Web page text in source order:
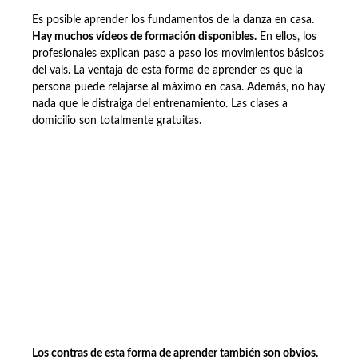
Es posible aprender los fundamentos de la danza en casa.
Hay muchos vídeos de formación disponibles.En ellos, los
profesionales explican paso a paso los movimientos básicos
del vals. La ventaja de esta forma de aprender es que la
persona puede relajarse al máximo en casa. Además, no hay
nada que le distraiga del entrenamiento. Las clases a
domicilio son totalmente gratuitas.
Los contras de esta forma de aprender también son obvios.